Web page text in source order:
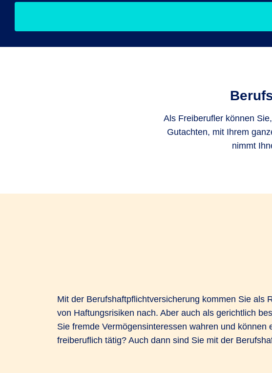
Als Freiberufler können
Gutachten, mit Ihrem
nimmt
Mit der Berufshaftpflichtversicherung kommen Sie als
von Haftungsrisiken nach. Aber auch als gerichtlich
Sie fremde Vermögensinteressen wahren und
freiberuflich tätig? Auch dann sind Sie mit der